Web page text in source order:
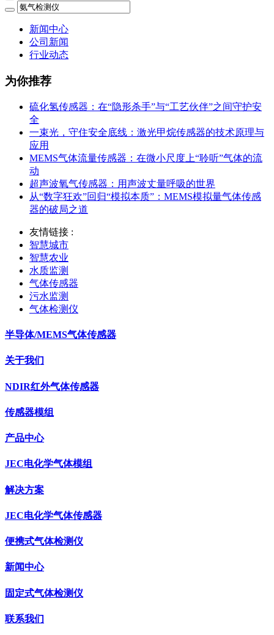
新闻中心
公司新闻
行业动态
为你推荐
硫化氢传感器：在“隐形杀手”与“工艺伙伴”之间守护安
全
一束光，守住安全底线：激光甲烷传感器的技术原理与
应用
MEMS气体流量传感器：在微小尺度上“聆听”气体的流
动
超声波氧气传感器：用声波丈量呼吸的世界
从“数字狂欢”回归“模拟本质”：MEMS模拟量气体传感
器的破局之道
友情链接 :
智慧城市
智慧农业
水质监测
气体传感器
污水监测
气体检测仪
半导体/MEMS气体传感器
关于我们
NDIR红外气体传感器
传感器模组
产品中心
JEC电化学气体模组
解决方案
JEC电化学气体传感器
便携式气体检测仪
新闻中心
固定式气体检测仪
联系我们